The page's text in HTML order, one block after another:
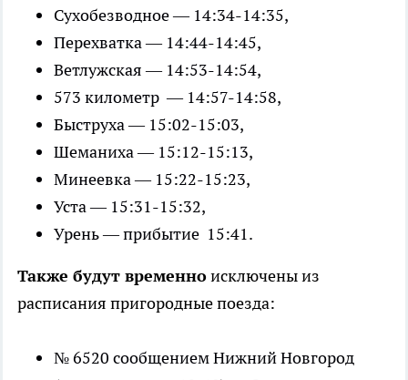
Сухобезводное — 14:34-14:35,
Перехватка — 14:44-14:45,
Ветлужская — 14:53-14:54,
573 километр — 14:57-14:58,
Быструха — 15:02-15:03,
Шеманиха — 15:12-15:13,
Минеевка — 15:22-15:23,
Уста — 15:31-15:32,
Урень — прибытие 15:41.
Также будут временноисключены из
расписания пригородные поезда:
№ 6520 сообщением Нижний Новгород